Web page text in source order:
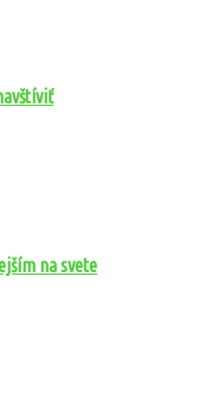
na svete